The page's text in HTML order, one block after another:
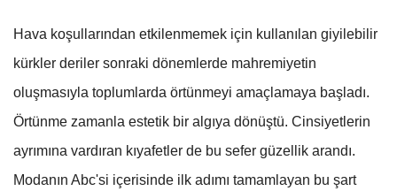
Hava koşullarından etkilenmemek için kullanılan giyilebilir
kürkler deriler sonraki dönemlerde mahremiyetin
oluşmasıyla toplumlarda örtünmeyi amaçlamaya başladı.
Örtünme zamanla estetik bir algıya dönüştü. Cinsiyetlerin
ayrımına vardıran kıyafetler de bu sefer güzellik arandı.
Modanın Abc'si içerisinde ilk adımı tamamlayan bu şart